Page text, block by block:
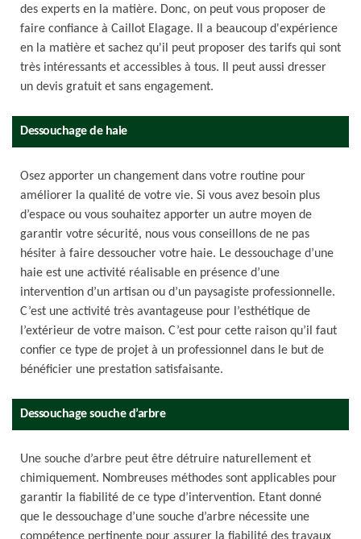
des experts en la matière. Donc, on peut vous proposer de
faire confiance à Caillot Elagage. Il a beaucoup d'expérience
en la matière et sachez qu'il peut proposer des tarifs qui sont
très intéressants et accessibles à tous. Il peut aussi dresser
un devis gratuit et sans engagement.
Dessouchage de haie
Osez apporter un changement dans votre routine pour
améliorer la qualité de votre vie. Si vous avez besoin plus
d’espace ou vous souhaitez apporter un autre moyen de
garantir votre sécurité, nous vous conseillons de ne pas
hésiter à faire dessoucher votre haie. Le dessouchage d’une
haie est une activité réalisable en présence d’une
intervention d’un artisan ou d’un paysagiste professionnelle.
C’est une activité très avantageuse pour l’esthétique de
l’extérieur de votre maison. C’est pour cette raison qu’il faut
confier ce type de projet à un professionnel dans le but de
bénéficier une prestation satisfaisante.
Dessouchage souche d’arbre
Une souche d’arbre peut être détruire naturellement et
chimiquement. Nombreuses méthodes sont applicables pour
garantir la fiabilité de ce type d’intervention. Etant donné
que le dessouchage d’une souche d’arbre nécessite une